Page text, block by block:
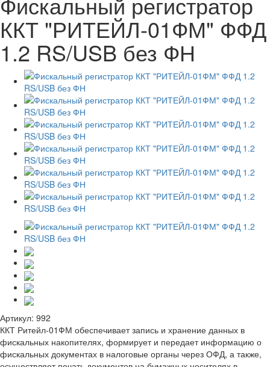
ККТ "РИТЕЙЛ-01ФМ" ФФД
1.2 RS/USB без ФН
Артикул: 992
ККТ Ритейл-01ФМ обеспечивает запись и хранение данных в
фискальных накопителях, формирует и передает информацию о
фискальных документах в налоговые органы через ОФД, а также,